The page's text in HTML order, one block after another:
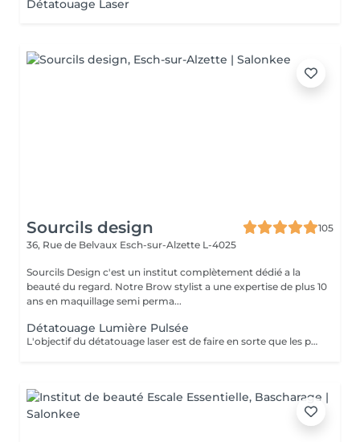
Détatouage Laser
Sourcils design
105
36, Rue de Belvaux Esch-sur-Alzette L-4025
Sourcils Design c'est un institut complètement dédié a la
beauté du regard. Notre Brow stylist a une expertise de plus 10
ans en maquillage semi perma...
Détatouage Lumière Pulsée
L'objectif du détatouage laser est de faire en sorte que les particules d'encre soient digérables par l'organisme. Ainsi le faisceau d'énergie du laser vise le pigment et permet de le faire éclater. Il va ensuite être éliminé par les globules blancs. La quantité de séances dépendra du type d'encre, de la peau et de la technique utilisée par le professionnel qui a réalisé votre tatouage des sourcils. seulement un mois apres la première séance la praticienne pourra déterminer le numéro de séances nécessaires, dans. certaines cas une seule séance suffit comme dans certains outres nous pouvons besoin de trois ou plus. Les poils peuvent temporairement devenir blancs "en raison de l'élimination des pigments" explique l'experte. Cette décoloration est courante et temporaire (en quelques jours seulement, les sourcils retrouvent leur couleur d'origine).